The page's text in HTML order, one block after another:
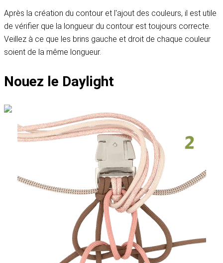
Après la création du contour et l'ajout des couleurs, il est utile
de vérifier que la longueur du contour est toujours correcte.
Veillez à ce que les brins gauche et droit de chaque couleur
soient de la même longueur.
Nouez le Daylight